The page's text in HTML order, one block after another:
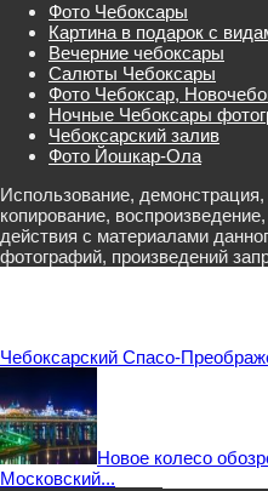
Фото Чебоксары
Картина в подарок с
Вечерние чебоксары
Салюты Чебоксары
Фото Чебоксар,
Ночные Чебоксары
Чебоксарский залив
Фото Йошкар-Ола
Использование,
копирование,
действия с материалами
фотографий, произведений
Чебоксарский Спасо-
Новое колесо
Московский...